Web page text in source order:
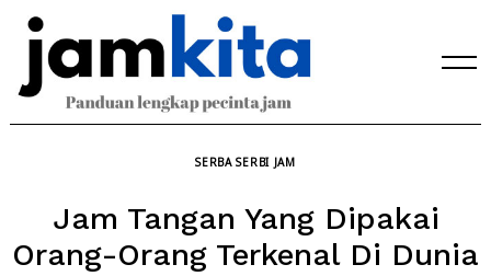
Skip
content
SERBA SERBI JAM
Jam Tangan Yang Dipakai
Orang-Orang Terkenal Di Dunia